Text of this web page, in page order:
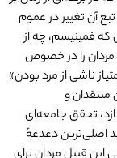
آن تغییر در عموم
که فمینیسم، چه از
مردان را در خصوص
ناشی از مرد بودن»
منتقدان و
تحقق جامعه‌ای
اصلی‌ترین دغدغۀ